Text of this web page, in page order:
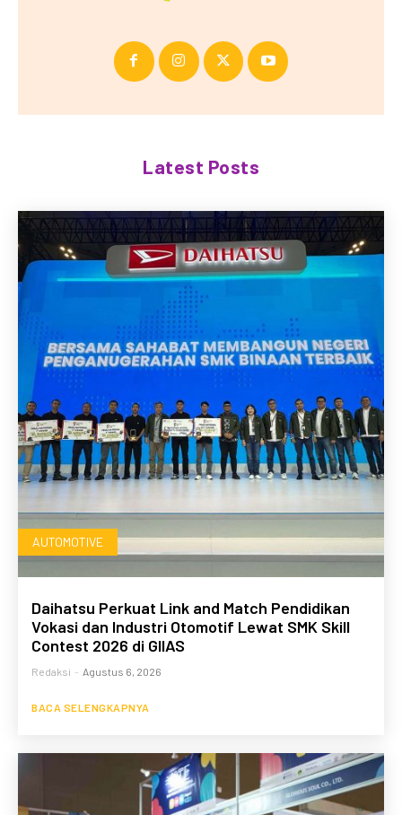
Latest Posts
AUTOMOTIVE
Daihatsu Perkuat Link and Match Pendidikan
Vokasi dan Industri Otomotif Lewat SMK Skill
Contest 2026 di GIIAS
Redaksi - Agustus 6, 2026
BACA SELENGKAPNYA